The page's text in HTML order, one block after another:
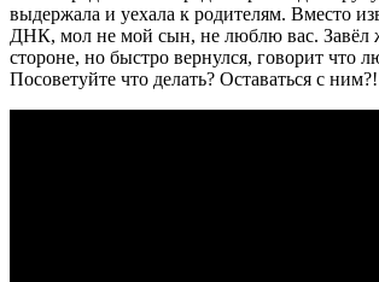
выдержала и уехала к родителям. Вместо
ДНК, мол не мой сын, не люблю вас. Завёл
стороне, но быстро вернулся, говорит что
Посоветуйте что делать? Оставаться с ним?!